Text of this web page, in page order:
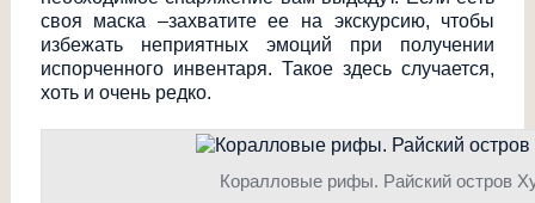
своя маска –захватите ее на экскурсию, чтобы
избежать неприятных эмоций при получении
испорченного инвентаря. Такое здесь случается,
хоть и очень редко.
Коралловые рифы. Райский остров